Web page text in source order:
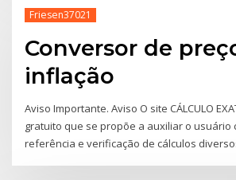
Friesen37021
Conversor de
inflação
Aviso Importante. Aviso O site CÁLCULO
gratuito que se propõe a auxiliar o usuário
referência e verificação de cálculos